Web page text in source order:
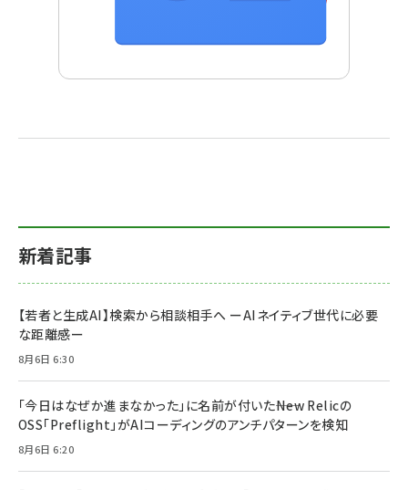
新着記事
【若者と生成AI】検索から相談相手へ ーAIネイティブ世代に必要
な距離感ー
8月6日 6:30
「今日はなぜか進まなかった」に名前が付いた――New Relicの
OSS「Preflight」がAIコーディングのアンチパターンを検知
8月6日 6:20